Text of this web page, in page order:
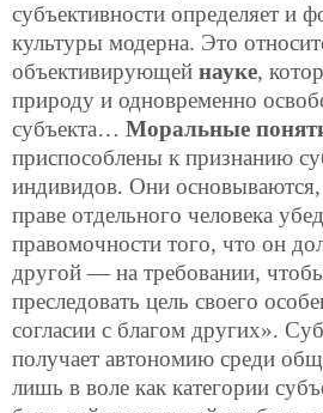
субъективности определяет и
культуры модерна. Это
объективирующей науке,
природу и одновременно
субъекта… Моральные
приспособлены к признанию
индивидов. Они
праве отдельного человека
правомочности того, что он
другой — на требовании,
преследовать цель своего
согласии с благом других».
получает автономию среди
лишь в воле как категории